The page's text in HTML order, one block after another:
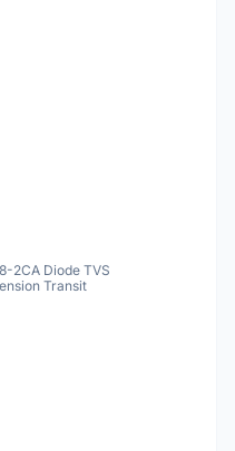
2CA Diode TVS
Transit